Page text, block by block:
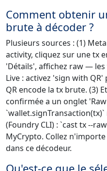
Comment obtenir
brute à décoder ?
Plusieurs sources : (1)
activity, cliquez sur une tx
'Détails', affichez raw —
Live : activez 'sign with
QR encode la tx brute. (3)
confirmée a un onglet
(Foundry CLI) : `cast tx --
MyCrypto. Collez
dans ce décodeur.
Qu'est-ce que le